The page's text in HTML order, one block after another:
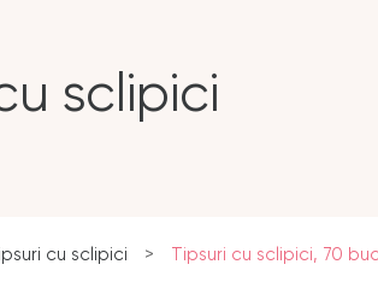
sclipici
cu sclipici > Tipsuri cu sclipici, 70